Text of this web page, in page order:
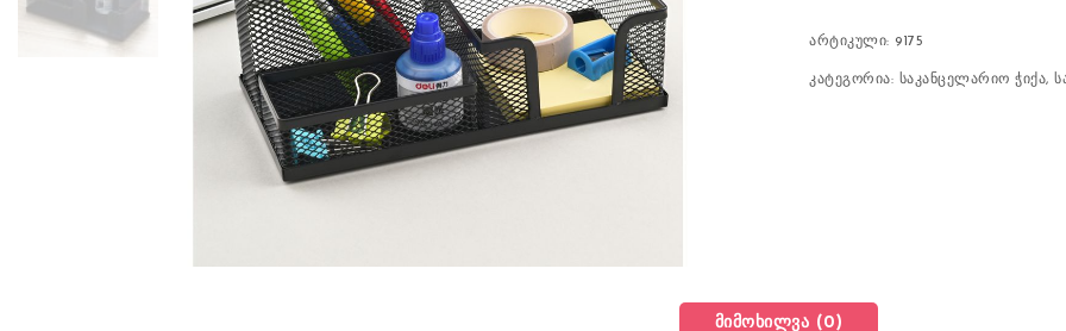
არტიკული: 9175
კატეგორია: საკანცელარიო ჭიქა,
მიმოხილვა (0)